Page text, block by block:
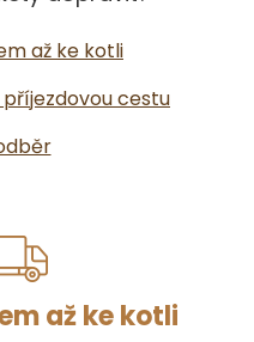
až ke kotli
cestu
až ke kotli